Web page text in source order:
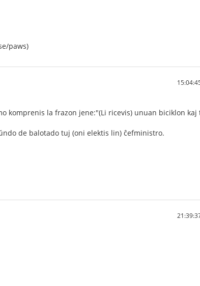
paws)
komprenis la frazon jene:"(Li ricevis) unuan biciklon kaj
de balotado tuj (oni elektis lin) ĉefministro.